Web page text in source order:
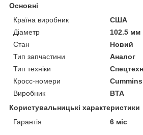
Основні
Країна виробник
США
Діаметр
102.5 мм
Стан
Новий
Тип запчастини
Аналог
Тип техніки
Кросс-номери
Виробник
BTA
Користувальницькі характеристики
Гарантія
6 міс